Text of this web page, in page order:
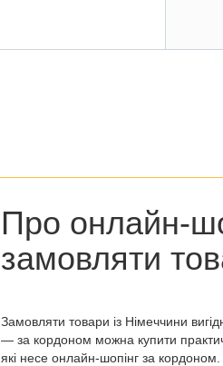
Про онлайн-
замовляти
Замовлятитовари із Німеччини
— за кордоном можна купити
які несе онлайн-шопінг за кордоном.